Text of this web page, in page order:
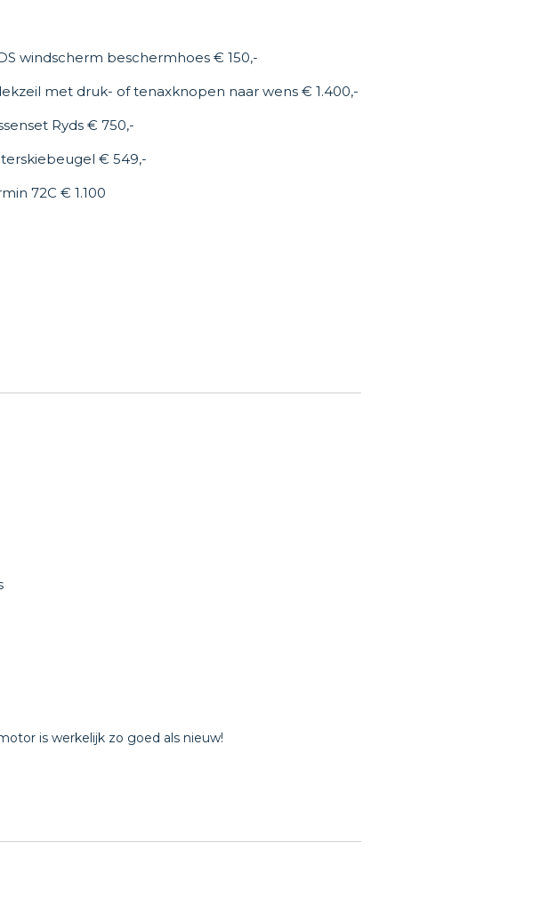
windscherm beschermhoes € 150,-
met druk- of tenaxknopen naar wens € 1.400,-
Ryds € 750,-
€ 549,-
72C € 1.100
is werkelijk zo goed als nieuw!